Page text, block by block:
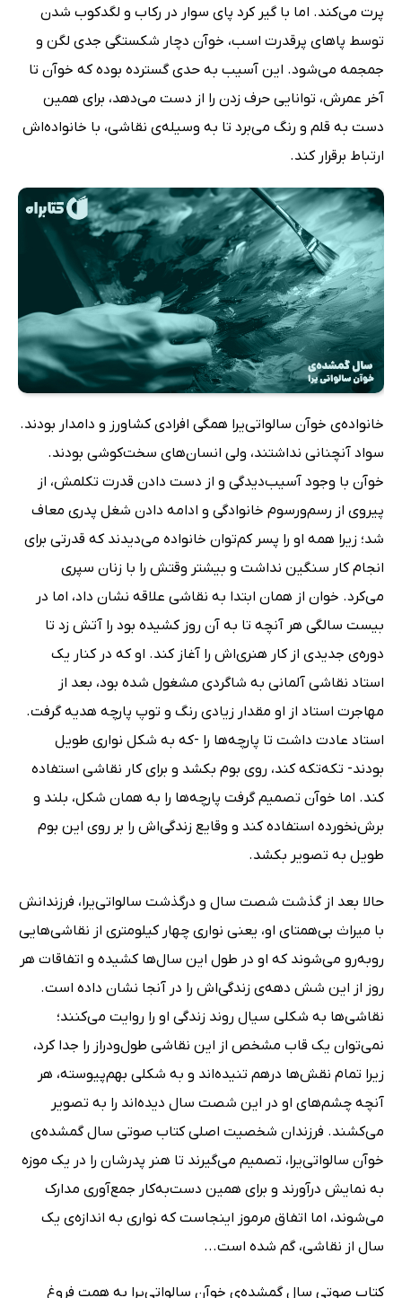
پرت می‌کند. اما با گیر کرد پای سوار در رکاب و لگدکوب شدن
توسط پاهای پرقدرت اسب، خوآن دچار شکستگی جدی لگن و
جمجمه می‌شود. این آسیب به حدی گسترده بوده که خوآن تا
آخر عمرش، توانایی حرف زدن را از دست می‌دهد، برای همین
دست به قلم و رنگ می‌برد تا به وسیله‌ی نقاشی، با خانواده‌اش
ارتباط برقرار کند.
خانواده‌ی خوآن سالواتی‌یرا همگی افرادی کشاورز و دامدار بودند.
سواد آنچنانی نداشتند، ولی انسان‌های سخت‌کوشی بودند.
خوآن با وجود آسیب‌دیدگی و از دست دادن قدرت تکلمش، از
پیروی از رسم‌ورسوم خانوادگی و ادامه دادن شغل پدری معاف
شد؛ زیرا همه او را پسر کم‌توان خانواده می‌دیدند که قدرتی برای
انجام کار سنگین نداشت و بیشتر وقتش را با زنان سپری
می‌کرد. خوان از همان ابتدا به نقاشی علاقه نشان داد، اما در
بیست سالگی هر آنچه تا به آن روز کشیده بود را آتش زد تا
دوره‌ی جدیدی از کار هنری‌اش را آغاز کند. او که در کنار یک
استاد نقاشی آلمانی به شاگردی مشغول شده بود، بعد از
مهاجرت استاد از او مقدار زیادی رنگ و توپ پارچه هدیه گرفت.
استاد عادت داشت تا پارچه‌ها را -که به شکل نواری طویل
بودند- تکه‌تکه کند، روی بوم بکشد و برای کار نقاشی استفاده
کند. اما خوآن تصمیم گرفت پارچه‌ها را به همان شکل، بلند و
برش‌نخورده استفاده کند و وقایع زندگی‌اش را بر روی این بوم
طویل به تصویر بکشد.
حالا بعد از گذشت شصت سال و درگذشت سالواتی‌یرا، فرزندانش
با میراث بی‌همتای او، یعنی نواری چهار کیلومتری از نقاشی‌هایی
روبه‌رو می‌شوند که او در طول این سال‌ها کشیده و اتفاقات هر
روز از این شش دهه‌ی زندگی‌اش را در آنجا نشان داده است.
نقاشی‌ها به شکلی سیال روند زندگی او را روایت می‌کنند؛
نمی‌توان یک قاب مشخص از این نقاشی طول‌ودراز را جدا کرد،
زیرا تمام نقش‌ها درهم تنیده‌اند و به شکلی بهم‌پیوسته، هر
آنچه چشم‌های او در این شصت سال دیده‌اند را به تصویر
می‌کشند. فرزندان شخصیت اصلی کتاب صوتی سال گمشده‌ی
خوآن سالواتی‌یرا، تصمیم می‌گیرند تا هنر پدرشان را در یک موزه
به نمایش درآورند و برای همین دست‌به‌کار جمع‌آوری مدارک
می‌شوند، اما اتفاق مرموز اینجاست که نواری به اندازه‌ی یک
سال از نقاشی، گم شده است...
کتاب صوتی سال گمشده‌ی خوآن سالواتی‌یرا به همت فروغ